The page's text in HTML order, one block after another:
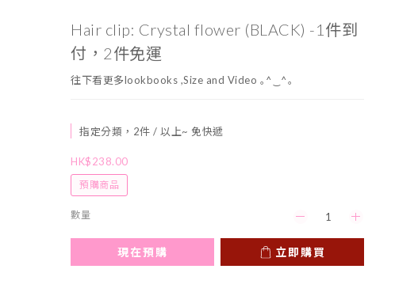
Hair clip: Crystal flower (BLACK) -1件到
付，2件免運
往下看更多lookbooks ,Size and Video ｡^‿^｡
指定分類，2件 / 以上~ 免快遞
HK$238.00
預購商品
數量
現在預購 立即購買